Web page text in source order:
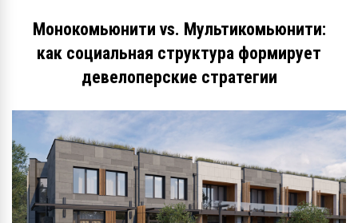
Монокомьюнити vs. Мультикомьюнити:
как социальная структура формирует
девелоперские стратегии